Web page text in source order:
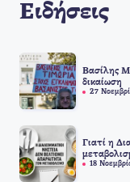
Ειδήσεις
Βασίλης
δικαίωση
27
Γιατί η
18